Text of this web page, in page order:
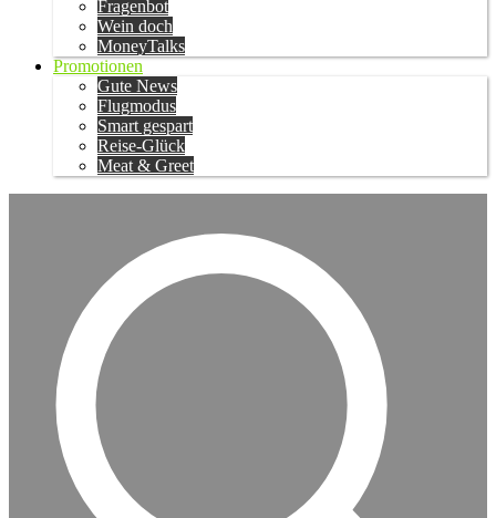
Fragenbot
Wein doch
MoneyTalks
Promotionen
Gute News
Flugmodus
Smart gespart
Reise-Glück
Meat & Greet